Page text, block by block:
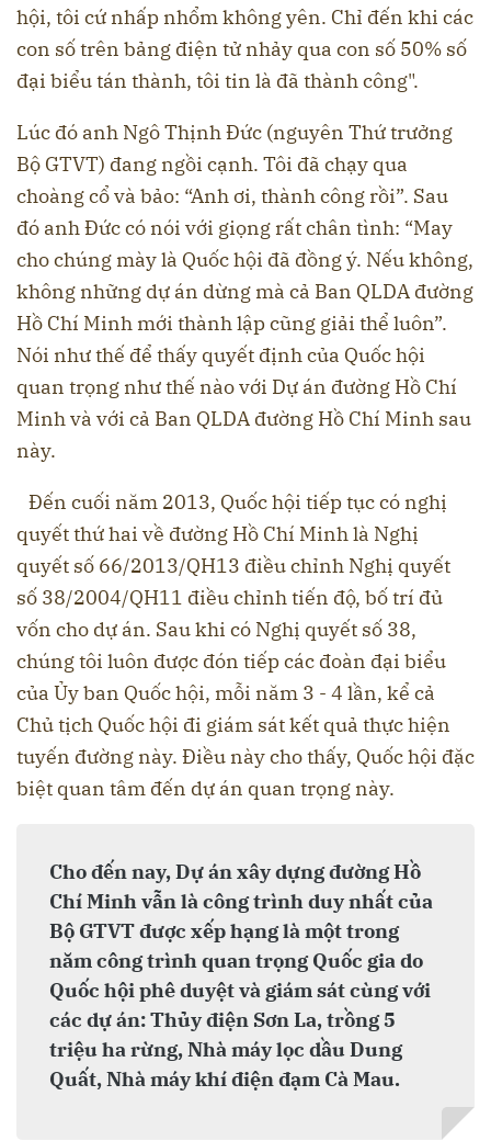
hội, tôi cứ nhấp nhổm không yên. Chỉ đến khi các
con số trên bảng điện tử nhảy qua con số 50% số
đại biểu tán thành, tôi tin là đã thành công".
Lúc đó anh Ngô Thịnh Đức (nguyên Thứ trưởng
Bộ GTVT) đang ngồi cạnh. Tôi đã chạy qua
choàng cổ và bảo: “Anh ơi, thành công rồi”. Sau
đó anh Đức có nói với giọng rất chân tình: “May
cho chúng mày là Quốc hội đã đồng ý. Nếu không,
không những dự án dừng mà cả Ban QLDA đường
Hồ Chí Minh mới thành lập cũng giải thể luôn”.
Nói như thế để thấy quyết định của Quốc hội
quan trọng như thế nào với Dự án đường Hồ Chí
Minh và với cả Ban QLDA đường Hồ Chí Minh sau
này.
Đến cuối năm 2013, Quốc hội tiếp tục có nghị
quyết thứ hai về đường Hồ Chí Minh là Nghị
quyết số 66/2013/QH13 điều chỉnh Nghị quyết
số 38/2004/QH11 điều chỉnh tiến độ, bố trí đủ
vốn cho dự án. Sau khi có Nghị quyết số 38,
chúng tôi luôn được đón tiếp các đoàn đại biểu
của Ủy ban Quốc hội, mỗi năm 3 - 4 lần, kể cả
Chủ tịch Quốc hội đi giám sát kết quả thực hiện
tuyến đường này. Điều này cho thấy, Quốc hội đặc
biệt quan tâm đến dự án quan trọng này.
Cho đến nay, Dự án xây dựng đường Hồ
Chí Minh vẫn là công trình duy nhất của
Bộ GTVT được xếp hạng là một trong
năm công trình quan trọng Quốc gia do
Quốc hội phê duyệt và giám sát cùng với
các dự án: Thủy điện Sơn La, trồng 5
triệu ha rừng, Nhà máy lọc dầu Dung
Quất, Nhà máy khí điện đạm Cà Mau.